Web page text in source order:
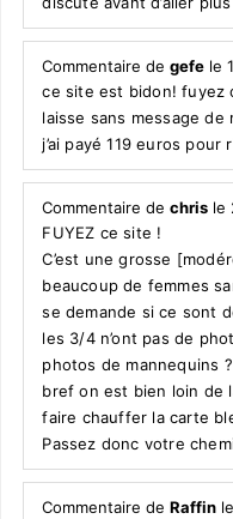
Commentaire degefe le
ce site est bidon! fuyez
laisse sans message de
j’ai payé 119 euros
Commentaire dechris le
FUYEZ ce site !
C’est une grosse
beaucoup de femmes
se demande si ce sont
les 3/4 n’ont pas de
photos de mannequins ?
bref on est bien loin de
faire chauffer la carte
Passez donc votre
Commentaire deRaffin